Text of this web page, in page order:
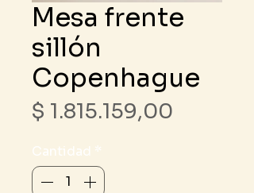
Mesa frente
sillón
Copenhague
$ 1.815.159,00
Cantidad *